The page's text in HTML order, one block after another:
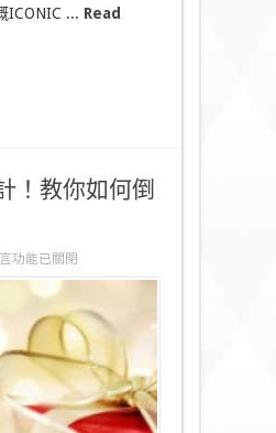
ICONIC ... Read
！教你如何倒
功能已關閉